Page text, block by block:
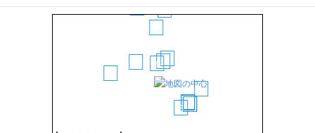
1 2 3
67
8
10
11
12
13
14